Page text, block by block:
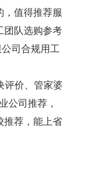
，值得推荐服
团队选购参考
司合规用工
评价、管家婆
反馈对比合
公司推荐，
推荐，能上省